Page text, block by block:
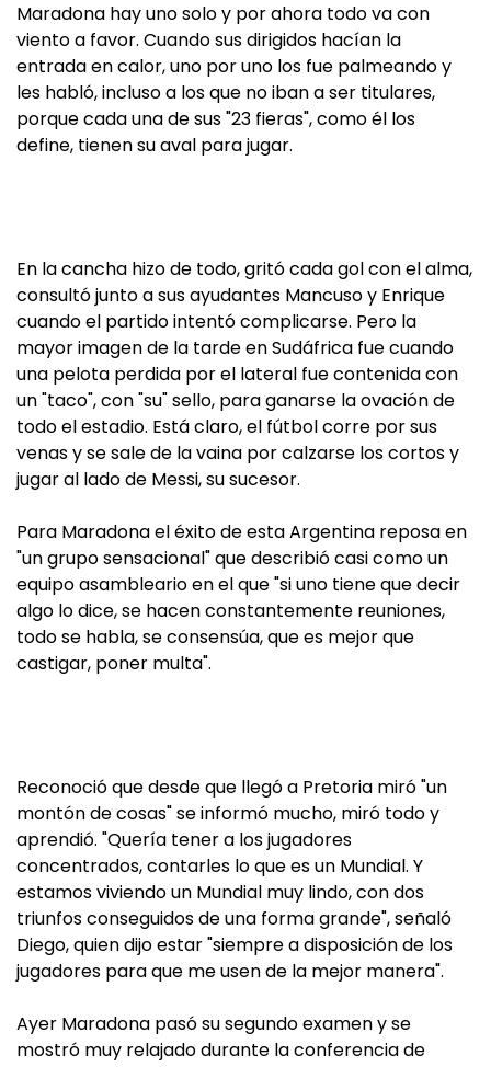
Maradona hay uno solo y por ahora todo va con
viento a favor. Cuando sus dirigidos hacían la
entrada en calor, uno por uno los fue palmeando y
les habló, incluso a los que no iban a ser titulares,
porque cada una de sus "23 fieras", como él los
define, tienen su aval para jugar.
En la cancha hizo de todo, gritó cada gol con el alma,
consultó junto a sus ayudantes Mancuso y Enrique
cuando el partido intentó complicarse. Pero la
mayor imagen de la tarde en Sudáfrica fue cuando
una pelota perdida por el lateral fue contenida con
un "taco", con "su" sello, para ganarse la ovación de
todo el estadio. Está claro, el fútbol corre por sus
venas y se sale de la vaina por calzarse los cortos y
jugar al lado de Messi, su sucesor.
Para Maradona el éxito de esta Argentina reposa en
"un grupo sensacional" que describió casi como un
equipo asambleario en el que "si uno tiene que decir
algo lo dice, se hacen constantemente reuniones,
todo se habla, se consensúa, que es mejor que
castigar, poner multa".
Reconoció que desde que llegó a Pretoria miró "un
montón de cosas" se informó mucho, miró todo y
aprendió. "Quería tener a los jugadores
concentrados, contarles lo que es un Mundial. Y
estamos viviendo un Mundial muy lindo, con dos
triunfos conseguidos de una forma grande", señaló
Diego, quien dijo estar "siempre a disposición de los
jugadores para que me usen de la mejor manera".
Ayer Maradona pasó su segundo examen y se
mostró muy relajado durante la conferencia de